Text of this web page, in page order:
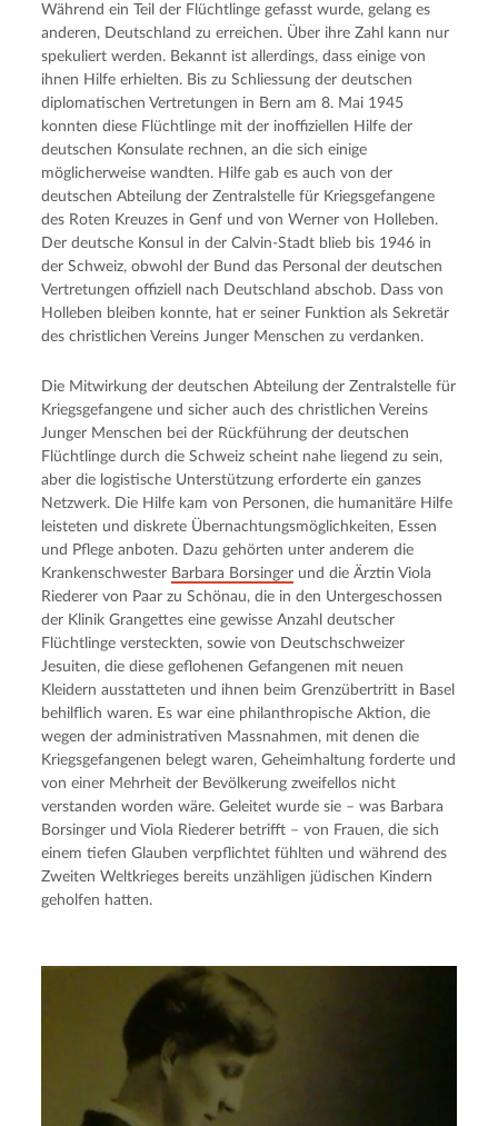
Während ein Teil der Flüchtlinge gefasst wurde, gelang es
anderen, Deutschland zu erreichen. Über ihre Zahl kann nur
spekuliert werden. Bekannt ist allerdings, dass einige von
ihnen Hilfe erhielten. Bis zu Schliessung der deutschen
diplomatischen Vertretungen in Bern am 8. Mai 1945
konnten diese Flüchtlinge mit der inoffiziellen Hilfe der
deutschen Konsulate rechnen, an die sich einige
möglicherweise wandten. Hilfe gab es auch von der
deutschen Abteilung der Zentralstelle für Kriegsgefangene
des Roten Kreuzes in Genf und von Werner von Holleben.
Der deutsche Konsul in der Calvin-Stadt blieb bis 1946 in
der Schweiz, obwohl der Bund das Personal der deutschen
Vertretungen offiziell nach Deutschland abschob. Dass von
Holleben bleiben konnte, hat er seiner Funktion als Sekretär
des christlichen Vereins Junger Menschen zu verdanken.
Die Mitwirkung der deutschen Abteilung der Zentralstelle für
Kriegsgefangene und sicher auch des christlichen Vereins
Junger Menschen bei der Rückführung der deutschen
Flüchtlinge durch die Schweiz scheint nahe liegend zu sein,
aber die logistische Unterstützung erforderte ein ganzes
Netzwerk. Die Hilfe kam von Personen, die humanitäre Hilfe
leisteten und diskrete Übernachtungsmöglichkeiten, Essen
und Pflege anboten. Dazu gehörten unter anderem die
Krankenschwester Barbara Borsinger und die Ärztin Viola
Riederer von Paar zu Schönau, die in den Untergeschossen
der Klinik Grangettes eine gewisse Anzahl deutscher
Flüchtlinge versteckten, sowie von Deutschschweizer
Jesuiten, die diese geflohenen Gefangenen mit neuen
Kleidern ausstatteten und ihnen beim Grenzübertritt in Basel
behilflich waren. Es war eine philanthropische Aktion, die
wegen der administrativen Massnahmen, mit denen die
Kriegsgefangenen belegt waren, Geheimhaltung forderte und
von einer Mehrheit der Bevölkerung zweifellos nicht
verstanden worden wäre. Geleitet wurde sie – was Barbara
Borsinger und Viola Riederer betrifft – von Frauen, die sich
einem tiefen Glauben verpflichtet fühlten und während des
Zweiten Weltkrieges bereits unzähligen jüdischen Kindern
geholfen hatten.